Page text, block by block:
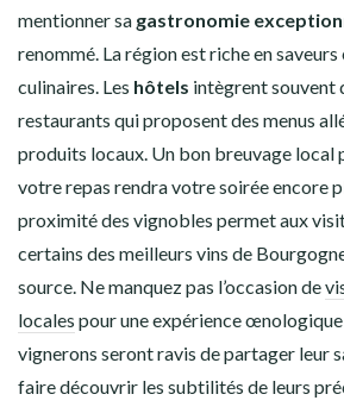
mentionner sa gastronomie
renommé. La région est riche en
culinaires. Les hôtels intègrent souvent
restaurants qui proposent des menus
produits locaux. Un bon breuvage local
votre repas rendra votre soirée encore
proximité des vignobles permet aux
certains des meilleurs vins de
source. Ne manquez pas l’occasion de
locales pour une expérience
vignerons seront ravis de partager leur
faire découvrir les subtilités de leurs